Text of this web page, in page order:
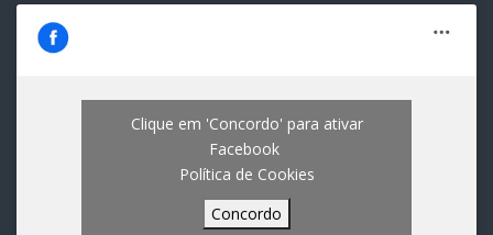
Clique em 'Concordo' para ativar
Facebook
Política de Cookies
Concordo